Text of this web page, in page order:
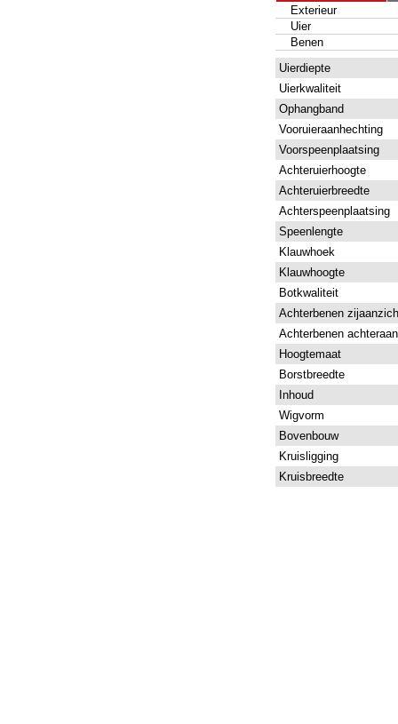
Exterieur
Uier
Benen
Uierdiepte
Uierkwaliteit
Ophangband
Vooruieraanhechting
Voorspeenplaatsing
Achteruierhoogte
Achteruierbreedte
Achterspeenplaatsing
Speenlengte
Klauwhoek
Klauwhoogte
Botkwaliteit
Achterbenen
Achterbenen
Hoogtemaat
Borstbreedte
Inhoud
Wigvorm
Bovenbouw
Kruisligging
Kruisbreedte